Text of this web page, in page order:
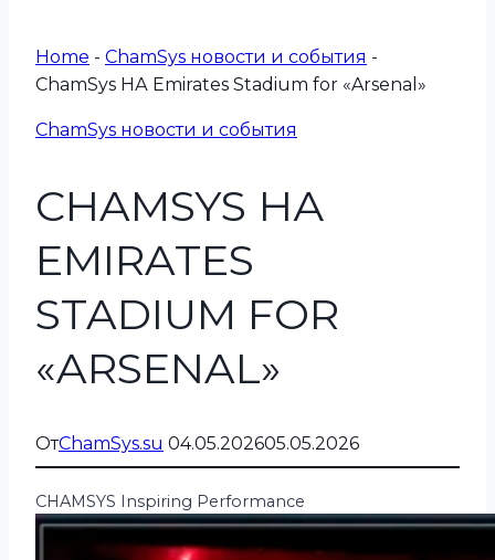
Home - СhamSys новости и события -
ChamSys НА Emirates Stadium for «Arsenal»
СhamSys новости и события
CHAMSYS НА
EMIRATES
STADIUM FOR
«ARSENAL»
ОтChamSys.su 04.05.202605.05.2026
CHAMSYS Inspiring Performance